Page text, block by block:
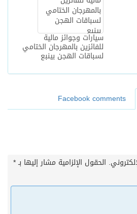
سيارات وجوائز مالية
للفائزين بالمهرجان الختامي
لسباقات الهجن بينبع
Facebook comments
الحقول الإلزامية مشار إليها بـ*